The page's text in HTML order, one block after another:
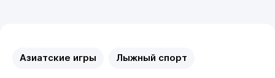
Азиатские игры Лыжный спорт